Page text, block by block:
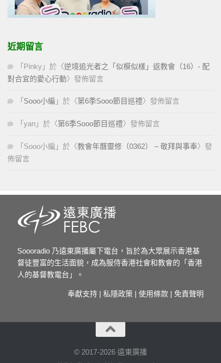
近期留言
「 Pinky 」於〈逆境追光者之「似模似樣」返教會（16）- 配
對合宜的愛心行動〉發佈留言
「 Sooo小編 」於〈第6季Sooo節目巡禮〉發佈留言
「 yan 」於〈第6季Sooo節目巡禮〉發佈留言
「 Sooo小編 」於〈教會年曆靈修（0362） – 敬拜與事奉〉發
佈留言
Soooradio 乃遠東廣播屬下電台，旨於為大眾展示香港基
督徒豐富的生活面貌，成為服侍香港社會和教會的「香港
人的基督教電台」。
奉獻支持 | 私隱政策 | 使用條款 | 免責聲明
© 2017-2026 遠東廣播